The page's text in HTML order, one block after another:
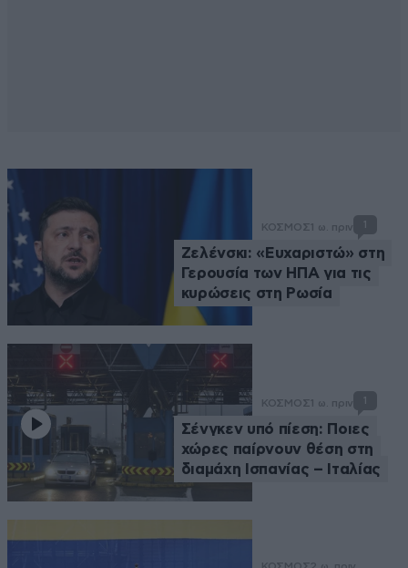
ΚΟΣΜΟΣ 1 ω. πριν
Ζελένσκι: «Ευχαριστώ» στη
Γερουσία των ΗΠΑ για τις
κυρώσεις στη Ρωσία
ΚΟΣΜΟΣ 1 ω. πριν 1
Σένγκεν υπό πίεση: Ποιες
χώρες παίρνουν θέση στη
διαμάχη Ισπανίας – Ιταλίας